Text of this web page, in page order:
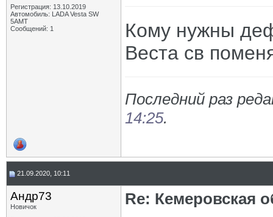
Регистрация: 13.10.2019
Автомобиль: LADA Vesta SW
5АМТ
Сообщений: 1
Кому нужны
Веста св
Последний раз
14:25.
21.09.2020, 10:11
Андр73
Новичок
Re: Кемеровская